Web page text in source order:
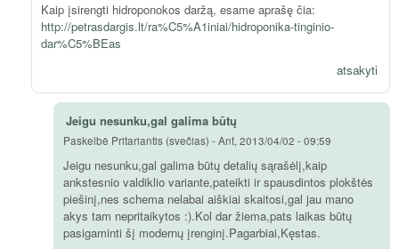
Kaip įsirengti hidroponokos daržą, esame aprašę čia:
http://petrasdargis.lt/ra%C5%A1iniai/hidroponika-tinginio-
dar%C5%BEas
atsakyti
Jeigu nesunku,gal galima būtų
Paskelbė Pritariantis (svečias) -Ant, 2013/04/02 - 09:59
Jeigu nesunku,gal galima būtų detalių sąrašėlį,kaip
ankstesnio valdiklio variante,pateikti ir spausdintos plokštės
piešinį,nes schema nelabai aiškiai skaitosi,gal jau mano
akys tam nepritaikytos :).Kol dar žiema,pats laikas būtų
pasigaminti šį modernų įrenginį.Pagarbiai,Kęstas.